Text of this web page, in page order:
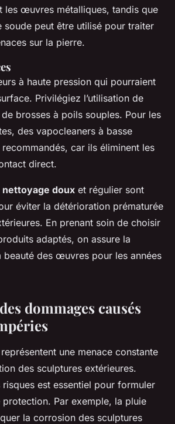
les œuvres métalliques, tandis que
soude peut être utilisé pour traiter
sur la pierre.
à haute pression qui pourraient
Privilégiez l’utilisation de
brosses à poils souples. Pour les
des vapocleaners à basse
car ils éliminent les
direct.
nettoyage doux et régulier sont
éviter la détérioration prématurée
En prenant soin de choisir
adaptés, on assure la
beauté des œuvres pour les années
dommages causés
représentent une menace constante
des sculptures extérieures.
est essentiel pour formuler
Par exemple, la pluie
la corrosion des sculptures